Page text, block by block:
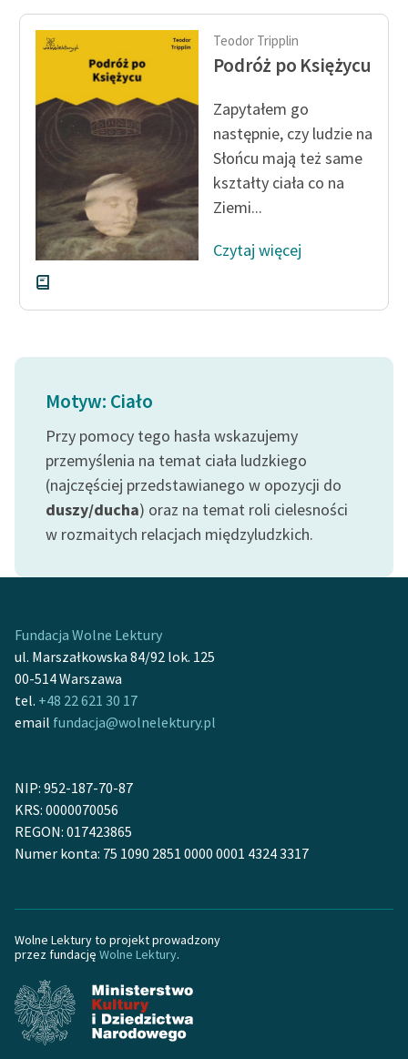
Regulamin biblioteki
Dane fundacji i
sprawozdania finansowe
Regulamin darowizn
Informacja o treściach
wrażliwych
Deklaracja dostępności
Teodor Tripplin
Podróż po Księżycu
Zapytałem go
następnie, czy ludzie na
Słońcu mają też same
kształty ciała co na
Ziemi...
Czytaj więcej
Motyw: Ciało
Przy pomocy tego hasła wskazujemy
przemyślenia na temat ciała ludzkiego
(najczęściej przedstawianego w opozycji do
duszy/ducha) oraz na temat roli cielesności
w rozmaitych relacjach międzyludzkich.
Fundacja Wolne Lektury
ul. Marszałkowska 84/92 lok. 125
00-514 Warszawa
tel. +48 22 621 30 17
email fundacja@wolnelektury.pl
NIP: 952-187-70-87
KRS: 0000070056
REGON: 017423865
Numer konta: 75 1090 2851 0000 0001 4324 3317
Wolne Lektury to projekt prowadzony
przez fundację Wolne Lektury.